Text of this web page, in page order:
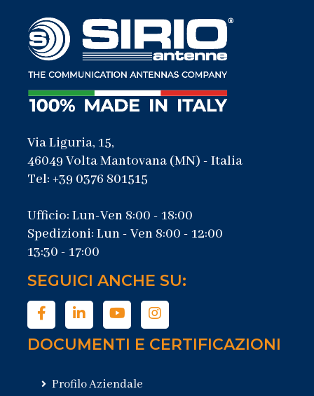
Via Liguria, 15,
46049 Volta Mantovana (MN) - Italia
Tel: +39 0376 801515
Ufficio: Lun-Ven 8:00 - 18:00
Spedizioni: Lun - Ven 8:00 - 12:00
13:30 - 17:00
SEGUICI ANCHE SU:
DOCUMENTI E CERTIFICAZIONI
Profilo Aziendale